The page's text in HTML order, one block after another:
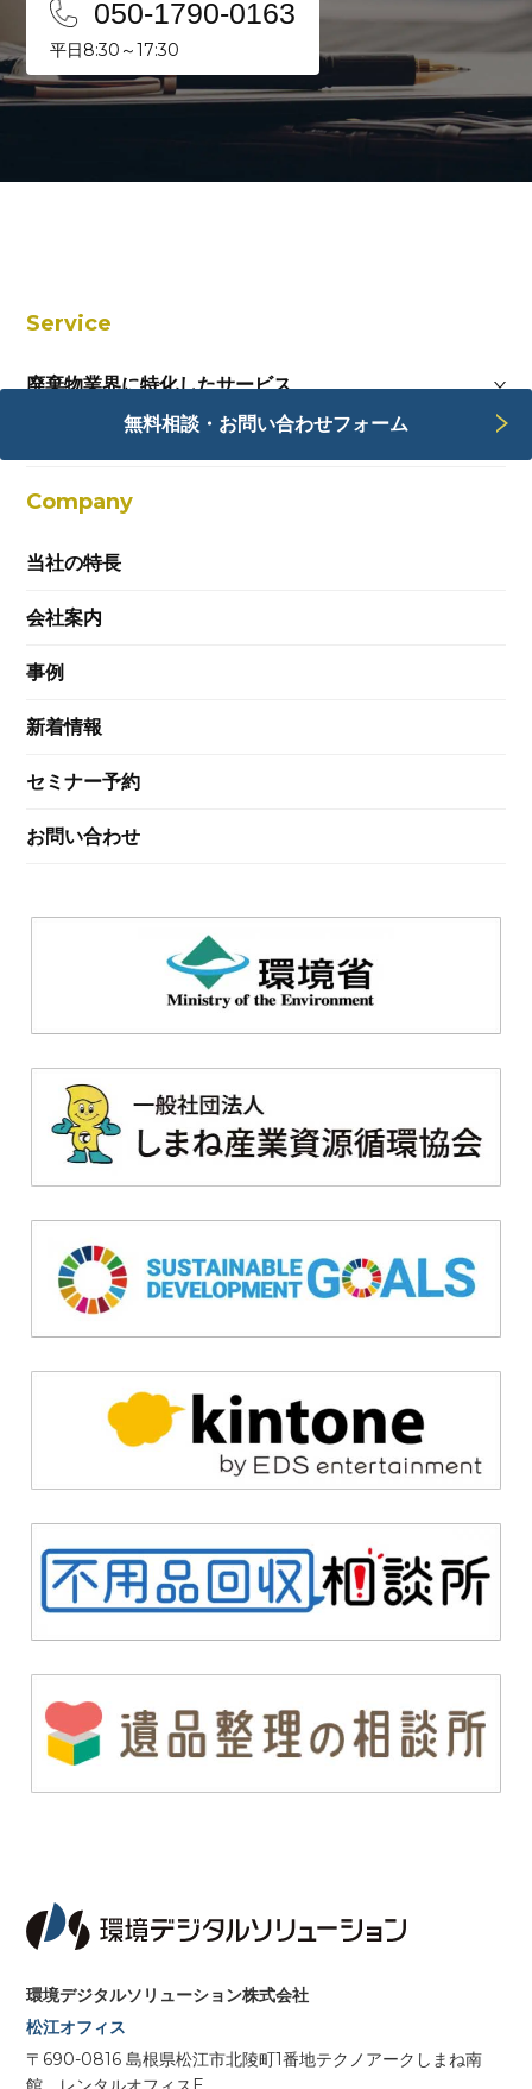
050-1790-0163
平日8:30～17:30
無料相談・お問い合わせフォーム
Service
廃棄物業界に特化したサービス
Webサービス
Company
当社の特長
会社案内
事例
新着情報
セミナー予約
お問い合わせ
環境デジタルソリューション株式会社
松江オフィス
〒690-0816 島根県松江市北陵町1番地テクノアークしまね南